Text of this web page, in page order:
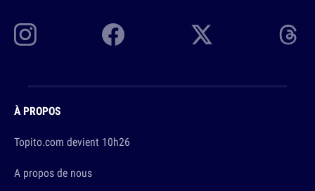
À PROPOS
Topito.com devient 10h26
A propos de nous